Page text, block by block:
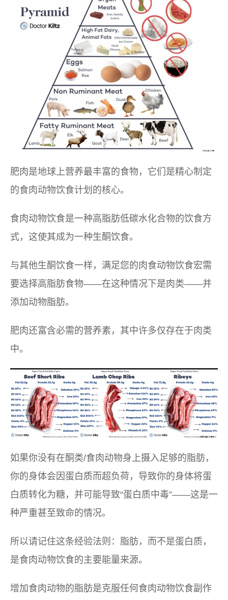
肥肉是地球上营养最丰富的食物，它们是精心制定
的食肉动物饮食计划的核心。
食肉动物饮食是一种高脂肪低碳水化合物的饮食方
式，这使其成为一种生酮饮食。
与其他生酮饮食一样，满足您的肉食动物饮食宏需
要选择高脂肪食物——在这种情况下是肉类——并
添加动物脂肪。
肥肉还富含必需的营养素，其中许多仅存在于肉类
中。
如果你没有在酮类/食肉动物身上摄入足够的脂肪，
你的身体会因蛋白质而超负荷，导致你的身体将蛋
白质转化为糖，并可能导致“蛋白质中毒”——这是一
种严重甚至致命的情况。
所以请记住这条经验法则：脂肪，而不是蛋白质，
是食肉动物饮食的主要能量来源。
增加食肉动物的脂肪是克服任何食肉动物饮食副作